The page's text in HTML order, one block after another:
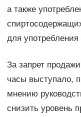
а также
для употребления
За запрет
часы выступало,
мнению
снизить уровень